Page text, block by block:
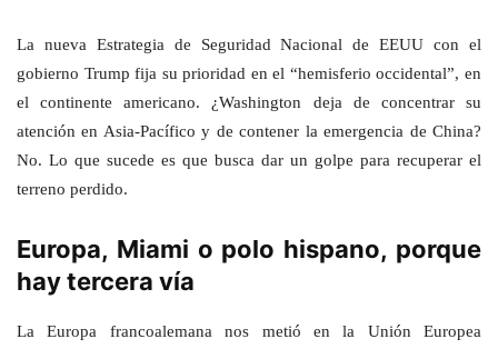
La nueva Estrategia de Seguridad Nacional de EEUU con el
gobierno Trump fija su prioridad en el “hemisferio occidental”, en
el continente americano. ¿Washington deja de concentrar su
atención en Asia-Pacífico y de contener la emergencia de China?
No. Lo que sucede es que busca dar un golpe para recuperar el
terreno perdido.
Europa, Miami o polo hispano, porque
hay tercera vía
La Europa francoalemana nos metió en la Unión Europea